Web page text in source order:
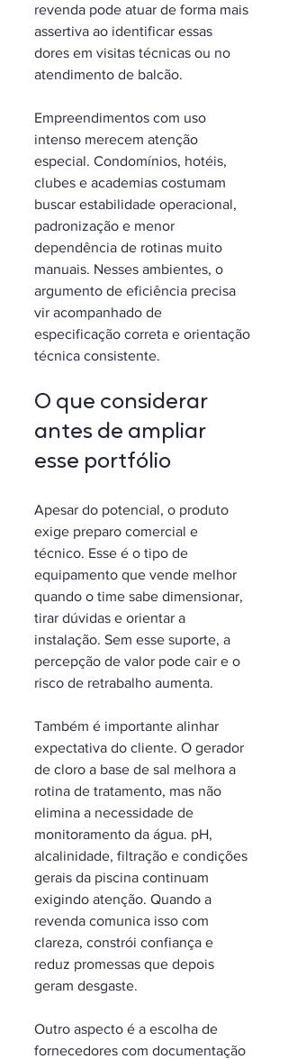
revenda pode atuar de forma mais
assertiva ao identificar essas
dores em visitas técnicas ou no
atendimento de balcão.
Empreendimentos com uso
intenso merecem atenção
especial. Condomínios, hotéis,
clubes e academias costumam
buscar estabilidade operacional,
padronização e menor
dependência de rotinas muito
manuais. Nesses ambientes, o
argumento de eficiência precisa
vir acompanhado de
especificação correta e orientação
técnica consistente.
O que considerar
antes de ampliar
esse portfólio
Apesar do potencial, o produto
exige preparo comercial e
técnico. Esse é o tipo de
equipamento que vende melhor
quando o time sabe dimensionar,
tirar dúvidas e orientar a
instalação. Sem esse suporte, a
percepção de valor pode cair e o
risco de retrabalho aumenta.
Também é importante alinhar
expectativa do cliente. O gerador
de cloro a base de sal melhora a
rotina de tratamento, mas não
elimina a necessidade de
monitoramento da água. pH,
alcalinidade, filtração e condições
gerais da piscina continuam
exigindo atenção. Quando a
revenda comunica isso com
clareza, constrói confiança e
reduz promessas que depois
geram desgaste.
Outro aspecto é a escolha de
fornecedores com documentação